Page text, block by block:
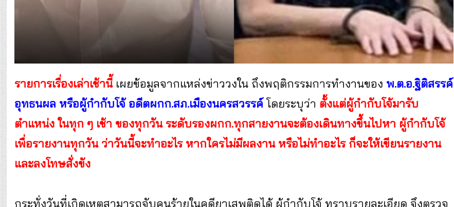
รายการเรื่องเล่าเช้านี้เผยข้อมูลจากแหล่งข่าววงใน ถึงพฤติกรรมการทำงานของ พ.ต.อ.ฐิติสรรค์
อุทธนผล หรือผู้กำกับโจ้ อดีตผกก.สภ.เมืองนครสวรรค์โดยระบุว่า ตั้งแต่ผู้กำกับโจ้มารับ
ตำแหน่ง ในทุก ๆ เช้า ของทุกวัน ระดับรองผกก.ทุกสายงานจะต้องเดินทางขึ้นไปหา ผู้กำกับโจ้
เพื่อรายงานทุกวัน ว่าวันนี้จะทำอะไร หากใครไม่มีผลงาน หรือไม่ทำอะไร ก็จะให้เขียนรายงาน
และลงโทษสั่งขัง
กระทั่งวันที่เกิดเหตุสามารถจับคนร้ายในคดียาเสพติดได้ ผู้กำกับโจ้ ทราบรายละเอียด จึงตรวจ